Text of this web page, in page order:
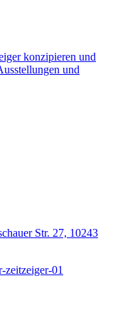
konzipieren und
und